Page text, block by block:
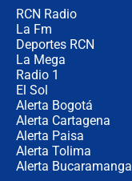
RCN Radio
La Fm
Deportes RCN
La Mega
Radio 1
El Sol
Alerta Bogotá
Alerta Cartagena
Alerta Paisa
Alerta Tolima
Alerta Bucaramanga